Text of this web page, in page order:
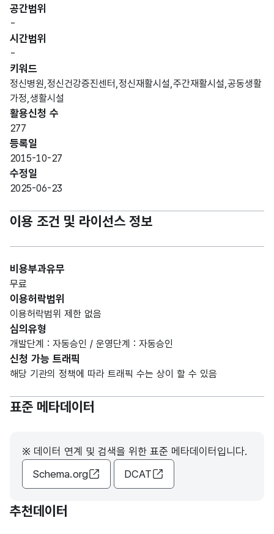
공간범위
-
시간범위
-
키워드
정신병원,정신건강증진센터,정신재활시설,주간재활시설,공동생활
가정,생활시설
활용신청 수
277
등록일
2015-10-27
수정일
2025-06-23
이용 조건 및 라이선스 정보
비용부과유무
무료
이용허락범위
이용허락범위 제한 없음
심의유형
개발단계 : 자동승인 / 운영단계 : 자동승인
신청 가능 트래픽
해당 기관의 정책에 따라 트래픽 수는 상이 할 수 있음
표준 메타데이터
※ 데이터 연계 및 검색을 위한 표준 메타데이터입니다.
Schema.org
DCAT
추천데이터